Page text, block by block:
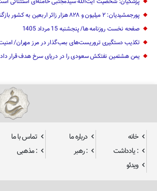
پورجمشیدیان: ۲ میلیون و ۸۲۸ هزار زائر اربعین به کشور بازگشتند
صفحه نخست روزنامه ها/ پنجشنبه 15 مرداد 1405
تکذیب دستگیری تروریست‌های بمب‌گذار در مرز مهران/
یمن هشتمین نفتکش سعودی را در دریای سرخ هدف قرار داد
خانه درباره ما تماس با ما
: یادداشت
: رهبر : مذهبی
ویدئو